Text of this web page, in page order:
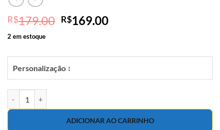
R$179.00 O
era:
R$179.00.
R$169.00O
é:
2 em estoque
Personalização ↕
ADICIONAR AO CARRINHO